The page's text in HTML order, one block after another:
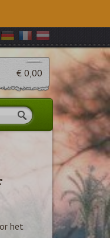
€ 0,00
het